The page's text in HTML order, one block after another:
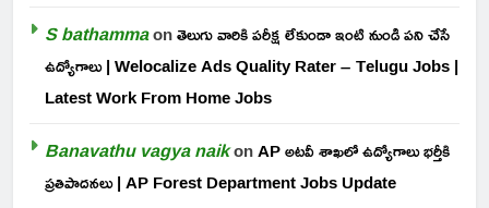
S bathammaonతెలుగు వారికి పరీక్ష లేకుండా ఇంటి నుండి పని చేసే
ఉద్యోగాలు | Welocalize Ads Quality Rater – Telugu Jobs |
Latest Work From Home Jobs
Banavathu vagya naikonAP అటవీ శాఖలో ఉద్యోగాలు భర్తీకి
ప్రతిపాదనలు | AP Forest Department Jobs Update